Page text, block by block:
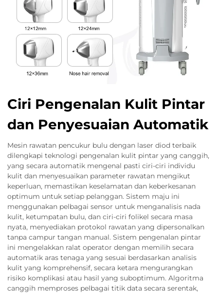
Ciri Pengenalan Kulit Pintar
dan Penyesuaian Automatik
Mesin rawatan pencukur bulu dengan laser diod terbaik
dilengkapi teknologi pengenalan kulit pintar yang canggih,
yang secara automatik mengenal pasti ciri-ciri individu
kulit dan menyesuaikan parameter rawatan mengikut
keperluan, memastikan keselamatan dan keberkesanan
optimum untuk setiap pelanggan. Sistem maju ini
menggunakan pelbagai sensor untuk menganalisis nada
kulit, ketumpatan bulu, dan ciri-ciri folikel secara masa
nyata, menyediakan protokol rawatan yang dipersonalkan
tanpa campur tangan manual. Sistem pengenalan pintar
ini mengelakkan ralat operator dengan memilih secara
automatik aras tenaga yang sesuai berdasarkan analisis
kulit yang komprehensif, secara ketara mengurangkan
risiko komplikasi atau hasil yang suboptimum. Algoritma
canggih memproses pelbagai titik data secara serentak,